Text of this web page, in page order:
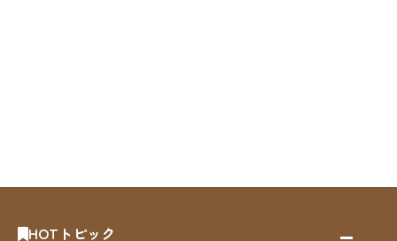
HOTトピック